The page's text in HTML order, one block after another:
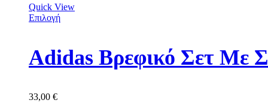
Quick View
Επιλογή
Adidas Βρεφικό Σετ Με
33,00 €